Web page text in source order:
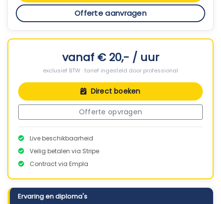
Offerte aanvragen
vanaf € 20,- / uur
exclusief BTW · tarief ingesteld door professional
Direct boeken
Offerte opvragen
Live beschikbaarheid
Veilig betalen via Stripe
Contract via Empla
Ervaring en diploma's